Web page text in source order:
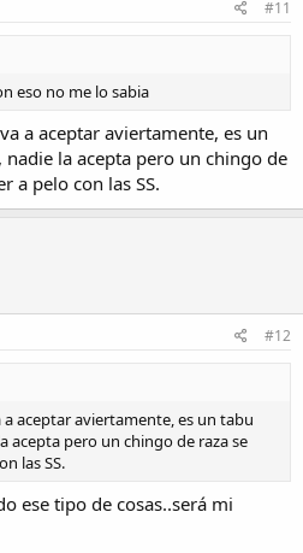
#11
eso no me lo sabia
a aceptar aviertamente, es un
la acepta pero un chingo de
a pelo con las SS.
#12
aceptar aviertamente, es un tabu
acepta pero un chingo de raza se
las SS.
ese tipo de cosas..será mi